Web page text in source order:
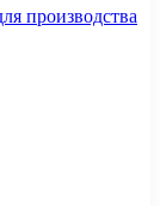
производства